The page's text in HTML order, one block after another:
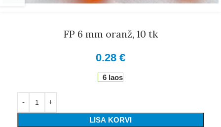
FP 6 mm oranž, 10 tk
0.28 €
6 laos
LISA KORVI